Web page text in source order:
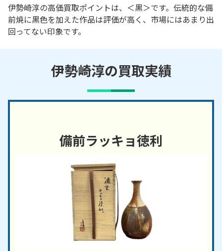
伊勢崎淳の高価買取ポイントは、＜黒＞です。伝統的な備
前焼に黒色を加えた作品は評価が高く、市場にはあまり出
回ってない印象です。
伊勢崎淳の買取実績
備前ラッキョ徳利